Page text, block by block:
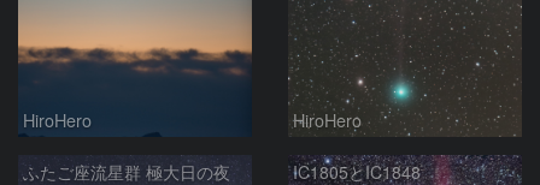
HiroHero HiroHero
ふたご座流星群 極大日の夜 IC1805とIC1848